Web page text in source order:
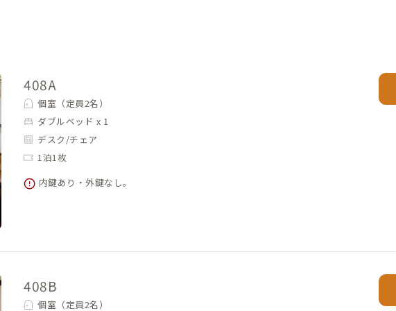
408A
個室（定員2名）
ダブルベッド x 1
デスク/チェア
1泊1枚
内鍵あり・外鍵なし。
408B
個室（定員2名）